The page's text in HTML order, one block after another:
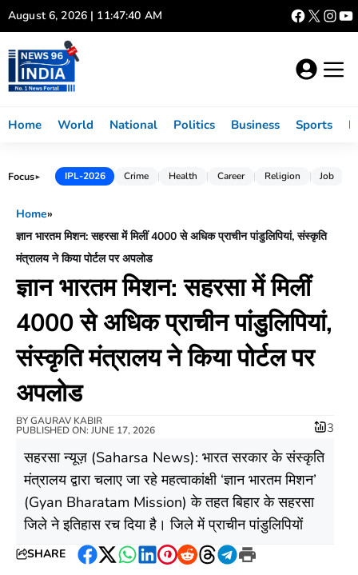
Skip
to
content
August 6, 2026 | 11:47:41 AM
Home World National Politics Business Sports
Focus► IPL-2026 Crime Health Career Religion Job
Home»
ज्ञान भारतम मिशन: सहरसा में मिलीं 4000 से अधिक प्राचीन पांडुलिपियां, संस्कृति
मंत्रालय ने किया पोर्टल पर अपलोड
ज्ञान भारतम मिशन: सहरसा में मिलीं
4000 से अधिक प्राचीन पांडुलिपियां,
संस्कृति मंत्रालय ने किया पोर्टल पर
अपलोड
BYGAURAV KABIR
PUBLISHED ON: JUNE 17, 2026 3
​सहरसा न्यूज़ (Saharsa News): भारत सरकार के संस्कृति
मंत्रालय द्वारा चलाए जा रहे महत्वाकांक्षी ‘ज्ञान भारतम मिशन’
(Gyan Bharatam Mission) के तहत बिहार के सहरसा
जिले ने इतिहास रच दिया है। जिले में प्राचीन पांडुलिपियों
SHARE
Facebook
Twitter
WhatsApp
LinkedIn
Pinterest
RedditThreads
Telegram
Print